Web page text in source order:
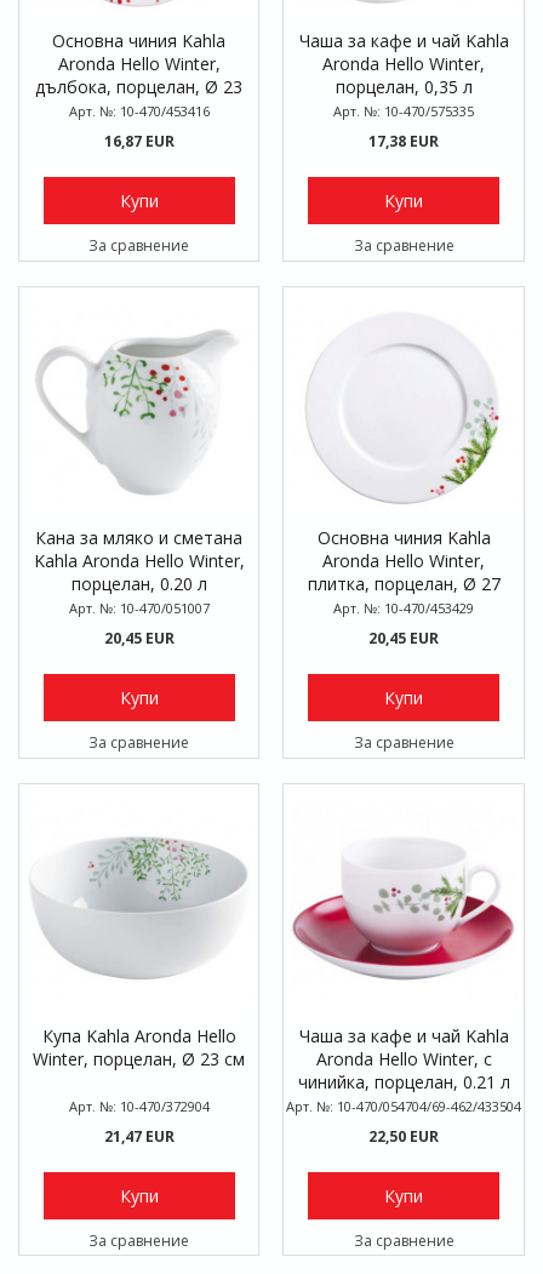
Основна чиния Kahla
Aronda Hello Winter,
дълбока, порцелан, Ø 23
см
Арт. №: 10-470/453416
16,87 EUR
Купи
За сравнение
Чаша за кафе и чай Kahla
Aronda Hello Winter,
порцелан, 0,35 л
Арт. №: 10-470/575335
17,38 EUR
Купи
За сравнение
Кана за мляко и сметана
Kahla Aronda Hello Winter,
порцелан, 0.20 л
Арт. №: 10-470/051007
20,45 EUR
Купи
За сравнение
Основна чиния Kahla
Aronda Hello Winter,
плитка, порцелан, Ø 27
см
Арт. №: 10-470/453429
20,45 EUR
Купи
За сравнение
Купа Kahla Aronda Hello
Winter, порцелан, Ø 23 см
Арт. №: 10-470/372904
21,47 EUR
Купи
За сравнение
Чаша за кафе и чай Kahla
Aronda Hello Winter, с
чинийка, порцелан, 0.21 л
Арт. №: 10-470/054704/69-462/433504
22,50 EUR
Купи
За сравнение